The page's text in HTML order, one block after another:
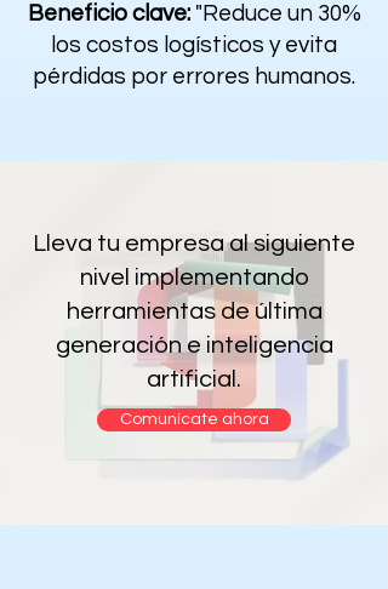
Beneficio clave:"Reduce un 30%
los costos logísticos y evita
pérdidas por errores humanos.
Lleva tu empresa al siguiente
nivel implementando
herramientas de última
generación e inteligencia
artificial.
Comunícate ahora